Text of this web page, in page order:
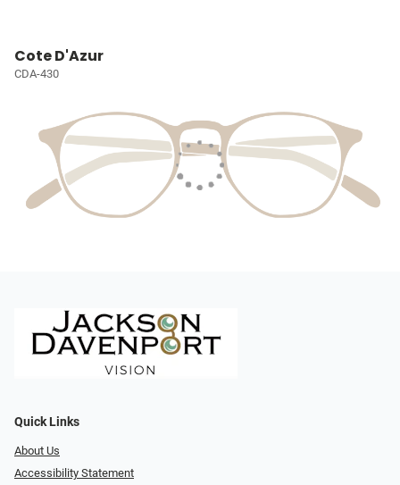
Cote D'Azur
CDA-430
Quick Links
About Us
Accessibility Statement